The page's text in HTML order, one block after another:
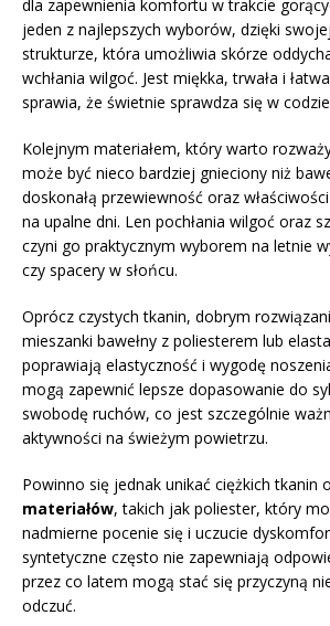
dla zapewnienia komfortu w trakcie
jeden z najlepszych wyborów, dzięki
strukturze, która umożliwia skórze
wchłania wilgoć. Jest miękka, trwała i
sprawia, że świetnie sprawdza się w
Kolejnym materiałem, który warto
może być nieco bardziej gnieciony niż
doskonałą przewiewność oraz
na upalne dni. Len pochłania wilgoć oraz
czyni go praktycznym wyborem na letnie
czy spacery w słońcu.
Oprócz czystych tkanin, dobrym
mieszanki bawełny z poliesterem lub
poprawiają elastyczność i wygodę
mogą zapewnić lepsze dopasowanie do
swobodę ruchów, co jest szczególnie
aktywności na świeżym powietrzu.
Powinno się jednak unikać ciężkich tkanin
materiałów, takich jak poliester, który
nadmierne pocenie się i uczucie
syntetyczne często nie zapewniają
przez co latem mogą stać się przyczyną
odczuć.